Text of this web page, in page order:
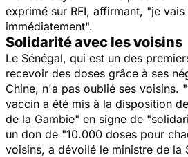
exprimé sur RFI, affirmant, "je vais
immédiatement".
Solidarité avec les voisins
Le Sénégal, qui est un des
recevoir des doses grâce à ses
Chine, n'a pas oublié ses voisins.
vaccin a été mis à la disposition
de la Gambie" en signe de
un don de "10.000 doses pour
voisins, a dévoilé le ministre de la